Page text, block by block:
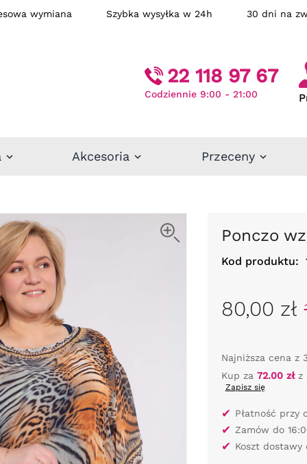
wymiana Szybka wysyłka w 24h 30 dni
22 118 97 67
Codziennie 9:00 - 21:00
Akcesoria Przeceny
Ponczo
Kod produktu:
80,00 zł
Najniższa cena z
Kup za 72.00 złz
Zapisz się
✔ Płatność przy
✔ Zamów do
✔ Koszt dostawy